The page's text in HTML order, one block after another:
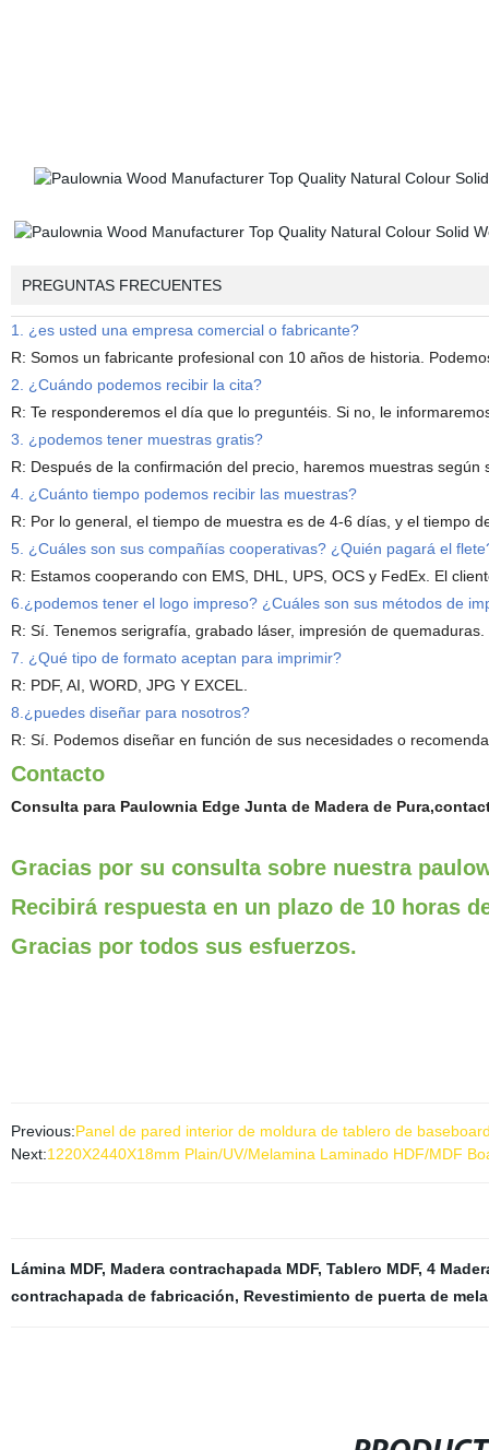
PREGUNTAS FRECUENTES
1. ¿es usted una empresa comercial o fabricante?
R: Somos un fabricante profesional con 10 años de historia.
2. ¿Cuándo podemos recibir la cita?
R: Te responderemos el día que lo preguntéis. Si no, le
3. ¿podemos tener muestras gratis?
R: Después de la confirmación del precio, haremos muestras
4. ¿Cuánto tiempo podemos recibir las muestras?
R: Por lo general, el tiempo de muestra es de 4-6 días, y el tiempo
5. ¿Cuáles son sus compañías cooperativas? ¿Quién pagará el
R: Estamos cooperando con EMS, DHL, UPS, OCS y FedEx. El
6.¿podemos tener el logo impreso? ¿Cuáles son sus métodos de
R: Sí. Tenemos serigrafía, grabado láser, impresión de quemaduras.
7. ¿Qué tipo de formato aceptan para imprimir?
R: PDF, AI, WORD, JPG Y EXCEL.
8.¿puedes diseñar para nosotros?
R: Sí. Podemos diseñar en función de sus necesidades o
Contacto
Consulta para Paulownia Edge Junta de Madera de
Gracias por su consulta sobre nuestra
Recibirá respuesta en un plazo de 10 horas
Gracias por todos sus esfuerzos.
Previous:Panel de pared interior de moldura de tablero de
Next:1220X2440X18mm Plain/UV/Melamina Laminado HDF/MDF
Lámina MDF, Madera contrachapada MDF, Tablero MDF, 4
contrachapada de fabricación, Revestimiento de puerta de